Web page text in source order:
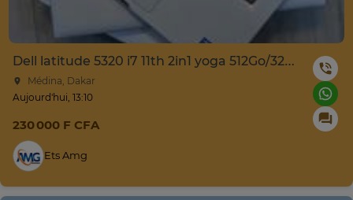
Dell latitude 5320 i7 11th 2in1 yoga 512Go/32Go
Médina, Dakar
Aujourd'hui, 13:10
230 000 F CFA
Ets Amg